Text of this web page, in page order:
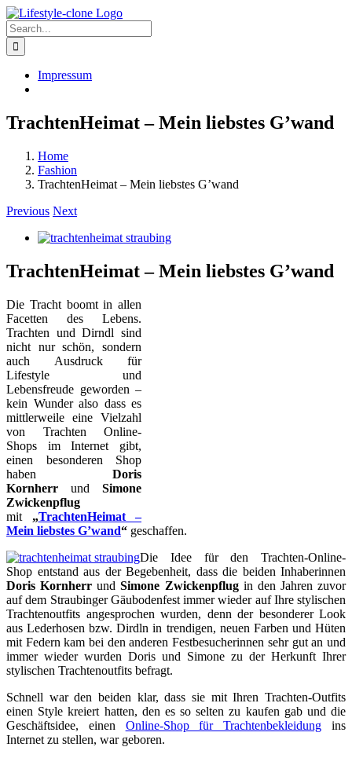
Skip
to
content
Search
for:
Impressum
TrachtenHeimat – Mein liebstes G’wand
Home
Fashion
TrachtenHeimat – Mein liebstes G’wand
Previous Next
View
Image
TrachtenHeimat – Mein liebstes G’wand
Die Tracht boomt in allen
Facetten des Lebens.
Trachten und Dirndl sind
nicht nur schön, sondern
auch Ausdruck für
Lifestyle und
Lebensfreude geworden –
kein Wunder also dass es
mittlerweile eine Vielzahl
von Trachten Online-
Shops im Internet gibt,
einen besonderen Shop
haben Doris
Kornherr und Simone
Zwickenpflug
mit „TrachtenHeimat –
Mein liebstes G’wand“ geschaffen.
Die Idee für den Trachten-Online-
Shop entstand aus der Begebenheit, dass die beiden Inhaberinnen
Doris Kornherr und Simone Zwickenpflugin den Jahren zuvor
auf dem Straubinger Gäubodenfest immer wieder auf Ihre stylischen
Trachtenoutfits angesprochen wurden, denn der besonderer Look
aus Lederhosen bzw. Dirdln in trendigen, neuen Farben und Hüten
mit Federn kam bei den anderen Festbesucherinnen sehr gut an und
immer wieder wurden Doris und Simone zu der Herkunft Ihrer
stylischen Trachtenoutfits befragt.
Schnell war den beiden klar, dass sie mit Ihren Trachten-Outfits
einen Style kreiert hatten, den es so selten zu kaufen gab und die
Geschäftsidee, einen Online-Shop für Trachtenbekleidung ins
Internet zu stellen, war geboren.